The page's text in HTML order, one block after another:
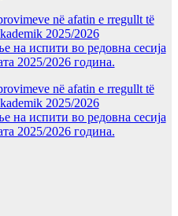
në afatin e rregullt të
2025/2026
испити во редовна сесија
2025/2026 година.
në afatin e rregullt të
2025/2026
испити во редовна сесија
2025/2026 година.